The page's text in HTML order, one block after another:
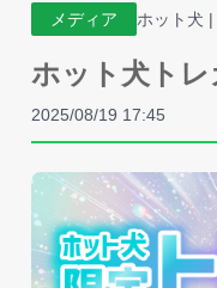
メディア ホット犬
ホット犬トレ
2025/08/19 17:45